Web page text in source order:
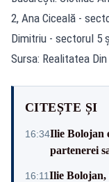
2, Ana Ciceală -
Dimitriu - sectorul 5
Sursa: Realitatea Din
CITEȘTE ȘI
16:34Ilie Bolojan
partenerei
16:11Ilie Bolojan,